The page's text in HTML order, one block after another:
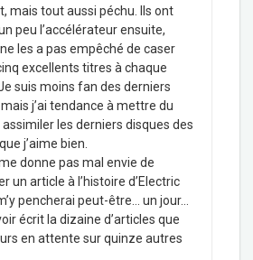
mais tout aussi péchu. Ils ont
peu l’accélérateur ensuite,
les a pas empêché de caser
excellents titres à chaque
suis moins fan des derniers
j’ai tendance à mettre du
les derniers disques des
j’aime bien.
donne pas mal envie de
un article à l’histoire d’Electric
pencherai peut-être… un jour…
écrit la dizaine d’articles que
en attente sur quinze autres